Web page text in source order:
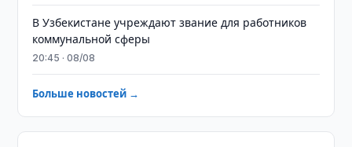
В Узбекистане учреждают звание для работников
коммунальной сферы
20:45 · 08/08
Больше новостей →